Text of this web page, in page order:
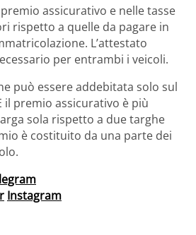
assicurativo e nelle tasse
rispetto a quelle da pagare in
L’attestato
per entrambi i veicoli.
può essere addebitata solo sul
il premio assicurativo è più
sola rispetto a due targhe
è costituito da una parte dei
Instagram